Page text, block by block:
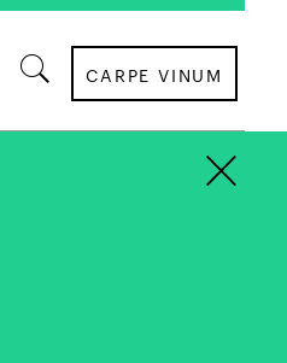
CARPE VINUM
×